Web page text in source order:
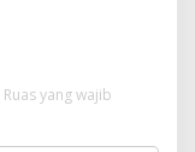
Ruas yang wajib